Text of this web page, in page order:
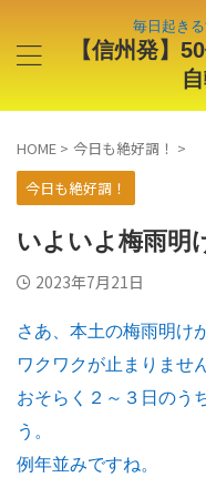
毎日起き
【信州発】
HOME > 今日も絶好調！ >
今日も絶好調！
いよいよ梅雨明
2023年7月21日
さあ、本土の梅雨明け
ワクワクが止まりませ
おそらく２～３日のう
う。
例年並みですね。